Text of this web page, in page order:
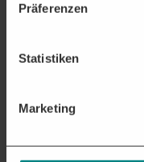
Präferenzen
Statistiken
Marketing